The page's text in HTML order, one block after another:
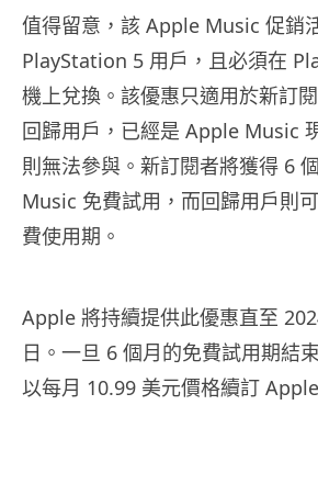
值得留意，該 Apple Music 促銷
PlayStation 5 用戶，且必須在
機上兌換。該優惠只適用於新訂
回歸用戶，已經是 Apple Music
則無法參與。新訂閱者將獲得 6
Music 免費試用，而回歸用戶則
費使用期。
Apple 將持續提供此優惠直至
日。一旦 6 個月的免費試用期結
以每月 10.99 美元價格續訂